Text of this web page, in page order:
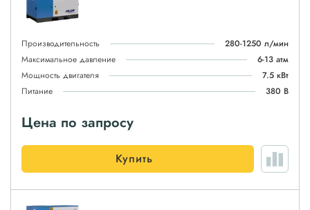
Производительность
280-1250 л/мин
Максимальное давление
6-13 атм
Мощность двигателя
7.5 кВт
Питание
380 В
Цена по запросу
Купить